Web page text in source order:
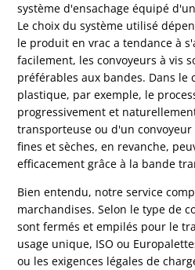
système d'ensachage équipé
Le choix du système utilisé
le produit en vrac a tendance à
facilement, les convoyeurs à vis
préférables aux bandes. Dans le
plastique, par exemple, le
progressivement et
transporteuse ou d'un convoyeur
fines et sèches, en revanche,
efficacement grâce à la bande
Bien entendu, notre service
marchandises. Selon le type de
sont fermés et empilés pour le
usage unique, ISO ou
ou les exigences légales de